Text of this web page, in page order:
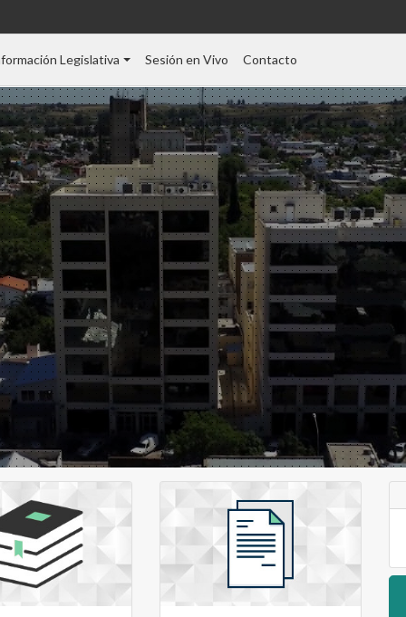
Legislativa Sesión en Vivo Contacto